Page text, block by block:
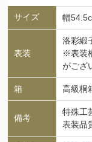
サイズ 幅
表装
洛彩緞
※表装
がござ
箱 高級桐
備考
特殊工
表装品